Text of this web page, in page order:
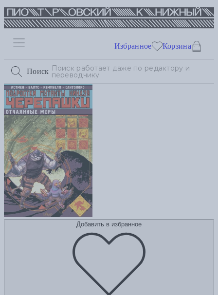
Поиск
Избранное Корзина
Добавить в избранное